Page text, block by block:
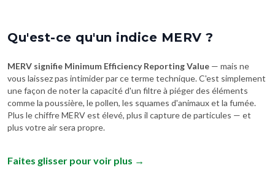
Qu'est-ce qu'un indice MERV ?
MERV signifie Minimum Efficiency Reporting Value — mais ne
vous laissez pas intimider par ce terme technique. C'est simplement
une façon de noter la capacité d'un filtre à piéger des éléments
comme la poussière, le pollen, les squames d'animaux et la fumée.
Plus le chiffre MERV est élevé, plus il capture de particules — et
plus votre air sera propre.
Faites glisser pour voir plus →